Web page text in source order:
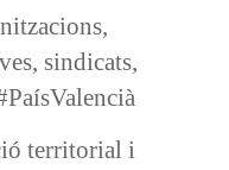
sindicats,
territorial i